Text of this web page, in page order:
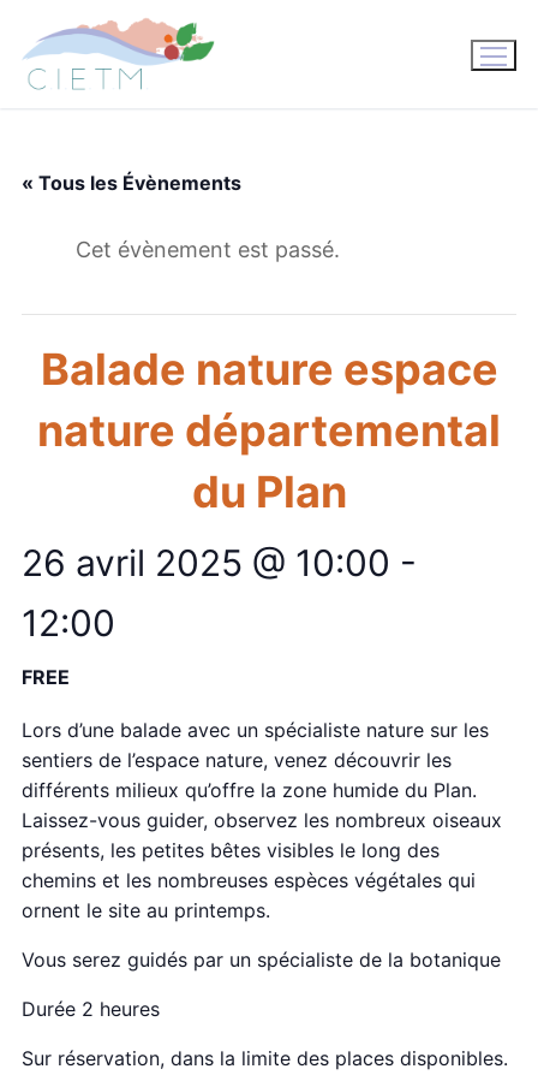
contenu
« Tous les Évènements
Cet évènement est passé.
Balade nature espace
nature départemental
du Plan
26 avril 2025 @ 10:00 -
12:00
FREE
Lors d’une balade avec un spécialiste nature sur les
sentiers de l’espace nature, venez découvrir les
différents milieux qu’offre la zone humide du Plan.
Laissez-vous guider, observez les nombreux oiseaux
présents, les petites bêtes visibles le long des
chemins et les nombreuses espèces végétales qui
ornent le site au printemps.
Vous serez guidés par un spécialiste de la botanique
Durée 2 heures
Sur réservation, dans la limite des places disponibles.